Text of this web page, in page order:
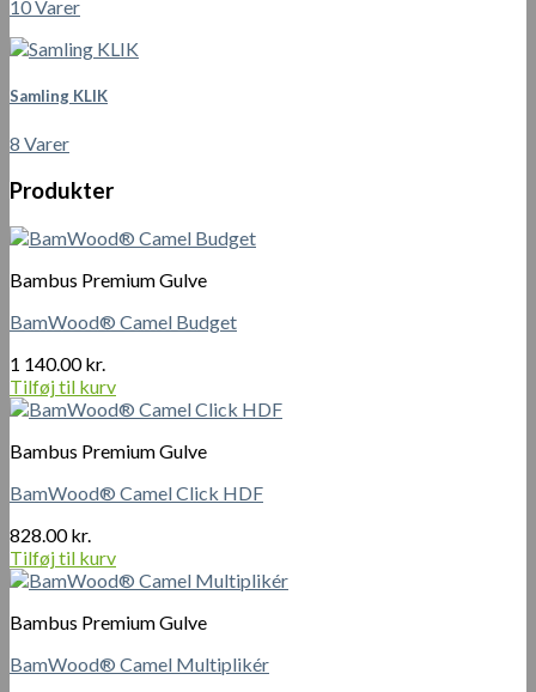
10 Varer
Samling KLIK
8 Varer
Produkter
Bambus Premium Gulve
BamWood® Camel Budget
1 140.00kr.
Tilføj til kurv
Bambus Premium Gulve
BamWood® Camel Click HDF
828.00kr.
Tilføj til kurv
Bambus Premium Gulve
BamWood® Camel Multiplikér